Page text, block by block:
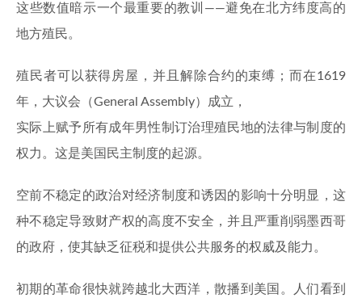
这些数值暗示一个最重要的教训——避免在北方纬度高的
地方殖民。
殖民者可以获得房屋，并且解除合约的束缚；而在1619
年，大议会（General Assembly）成立，
实际上赋予所有成年男性制订治理殖民地的法律与制度的
权力。这是美国民主制度的起源。
空前不稳定的政治对经济制度和诱因的影响十分明显，这
种不稳定导致财产权的高度不安全，并且严重削弱墨西哥
的政府，使其缺乏征税和提供公共服务的权威及能力。
初期的革命很快就跨越北大西洋，散播到美国。人们看到